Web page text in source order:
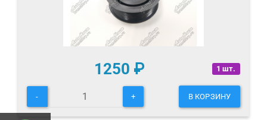
1 шт.
1250 ₽
- + В КОРЗИНУ